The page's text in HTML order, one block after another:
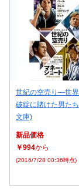
世紀の空売り―世
破綻に賭けた男た
文庫)
新品価格
￥994から
(2016/7/28 00:36時点)